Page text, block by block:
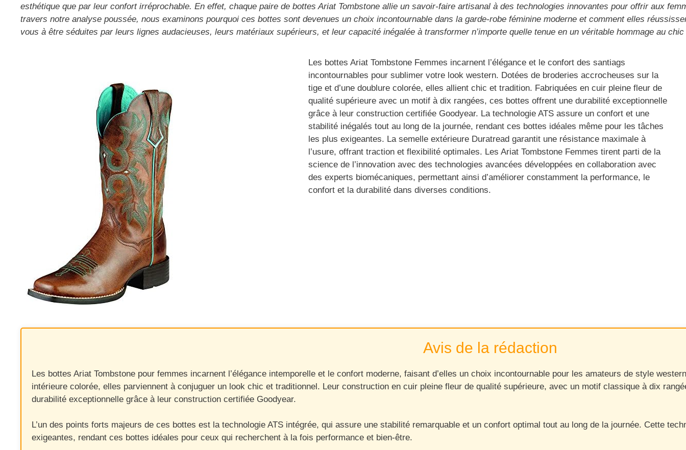
esthétique que par leur confort irréprochable. En effet, chaque paire de bottes Ariat Tombstone allie un savoir-faire artisanal à des technologies innovantes pour offrir aux
travers notre analyse poussée, nous examinons pourquoi ces bottes sont devenues un choix incontournable dans la garde-robe féminine moderne et comment elles
vous à être séduites par leurs lignes audacieuses, leurs matériaux supérieurs, et leur capacité inégalée à transformer n’importe quelle tenue en un véritable hommage au
Les bottes Ariat Tombstone Femmes incarnent l’élégance et le confort des santiags
incontournables pour sublimer votre look western. Dotées de broderies accrocheuses sur la
tige et d’une doublure colorée, elles allient chic et tradition. Fabriquées en cuir pleine fleur de
qualité supérieure avec un motif à dix rangées, ces bottes offrent une durabilité exceptionnelle
grâce à leur construction certifiée Goodyear. La technologie ATS assure un confort et une
stabilité inégalés tout au long de la journée, rendant ces bottes idéales même pour les tâches
les plus exigeantes. La semelle extérieure Duratread garantit une résistance maximale à
l’usure, offrant traction et flexibilité optimales. Les Ariat Tombstone Femmes tirent parti de la
science de l’innovation avec des technologies avancées développées en collaboration avec
des experts biomécaniques, permettant ainsi d’améliorer constamment la performance, le
confort et la durabilité dans diverses conditions.
Avis de la rédaction
Les bottes Ariat Tombstone pour femmes incarnent l’élégance intemporelle et le confort moderne, faisant d’elles un choix incontournable pour les amateurs de style
intérieure colorée, elles parviennent à conjuguer un look chic et traditionnel. Leur construction en cuir pleine fleur de qualité supérieure, avec un motif classique à dix
durabilité exceptionnelle grâce à leur construction certifiée Goodyear.
L’un des points forts majeurs de ces bottes est la technologie ATS intégrée, qui assure une stabilité remarquable et un confort optimal tout au long de la journée. Cette
exigeantes, rendant ces bottes idéales pour ceux qui recherchent à la fois performance et bien-être.